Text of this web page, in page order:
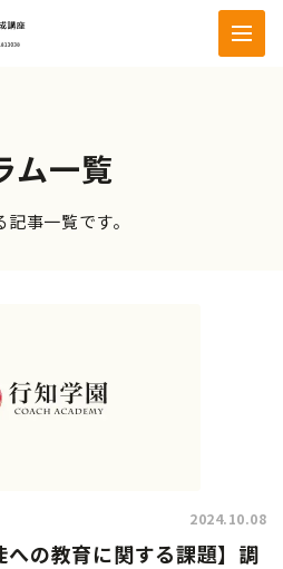
ム一覧
事一覧です。
2024.10.08
への教育に関する課題】調